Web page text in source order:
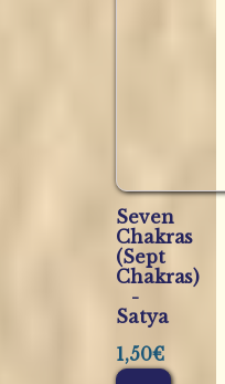
Seven
Chakras
(Sept
Chakras)
-
Satya
1,50€